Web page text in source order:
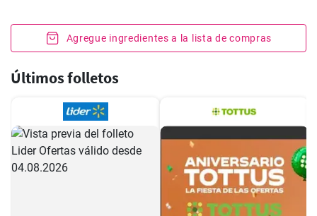
Agregue ingredientes a la lista de compras
Últimos folletos